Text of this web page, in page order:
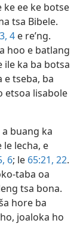
ke ee ke botse
tsa Bibele.
4 e re’ng.
hoo e batlang
ile ka ba botsa
e tseba, ba
etsoa lisabole
buang ka
le lecha, e
6; le 65:21, 22.
taba oa
tsa bona.
hore ba
joaloka ho